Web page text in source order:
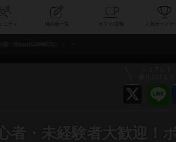
コミュニティ
者・未経験者大歓迎！ボ